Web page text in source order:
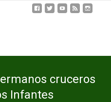
cruceros
Infantes